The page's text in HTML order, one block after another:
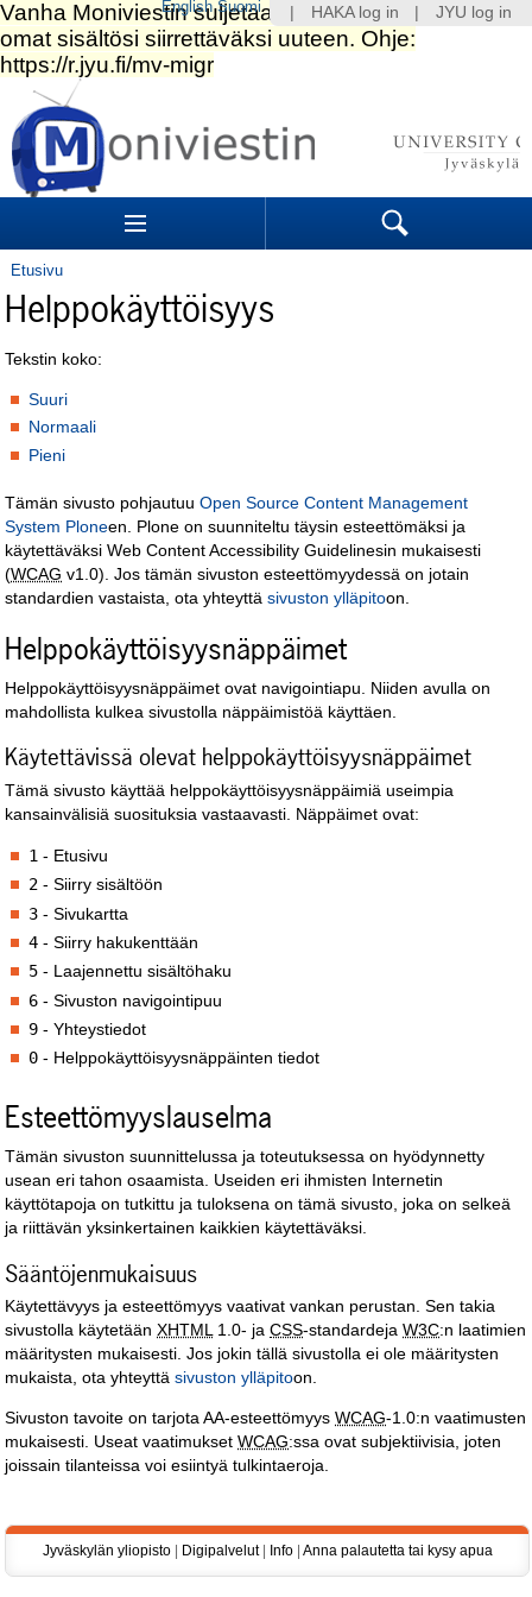
Siirry
sisältöön.
|
Siirry
navigointiin
Sections Search
Etusivu
Helppokäyttöisyys
Tekstin koko:
Suuri
Normaali
Pieni
Tämän sivusto pohjautuu Open Source Content Management
System Ploneen. Plone on suunniteltu täysin esteettömäksi ja
käytettäväksi Web Content Accessibility Guidelinesin mukaisesti
(WCAG v1.0). Jos tämän sivuston esteettömyydessä on jotain
standardien vastaista, ota yhteyttä sivuston ylläpitoon.
Helppokäyttöisyysnäppäimet
Helppokäyttöisyysnäppäimet ovat navigointiapu. Niiden avulla on
mahdollista kulkea sivustolla näppäimistöä käyttäen.
Käytettävissä olevat helppokäyttöisyysnäppäimet
Tämä sivusto käyttää helppokäyttöisyysnäppäimiä useimpia
kansainvälisiä suosituksia vastaavasti. Näppäimet ovat:
1 - Etusivu
2 - Siirry sisältöön
3 - Sivukartta
4 - Siirry hakukenttään
5 - Laajennettu sisältöhaku
6 - Sivuston navigointipuu
9 - Yhteystiedot
0 - Helppokäyttöisyysnäppäinten tiedot
Esteettömyyslauselma
Tämän sivuston suunnittelussa ja toteutuksessa on hyödynnetty
usean eri tahon osaamista. Useiden eri ihmisten Internetin
käyttötapoja on tutkittu ja tuloksena on tämä sivusto, joka on selkeä
ja riittävän yksinkertainen kaikkien käytettäväksi.
Sääntöjenmukaisuus
Käytettävyys ja esteettömyys vaativat vankan perustan. Sen takia
sivustolla käytetään XHTML1.0- ja CSS-standardeja W3C:n laatimien
määritysten mukaisesti. Jos jokin tällä sivustolla ei ole määritysten
mukaista, ota yhteyttä sivuston ylläpitoon.
Sivuston tavoite on tarjota AA-esteettömyys WCAG-1.0:n vaatimusten
mukaisesti. Useat vaatimukset WCAG:ssa ovat subjektiivisia, joten
joissain tilanteissa voi esiintyä tulkintaeroja.
HAKA log in JYU log in
English Suomi
Jyväskylän yliopisto| Digipalvelut| Info| Anna palautetta tai kysy apua